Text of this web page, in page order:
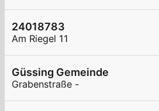
24018783
Am Riegel 11
Güssing Gemeinde
Grabenstraße -